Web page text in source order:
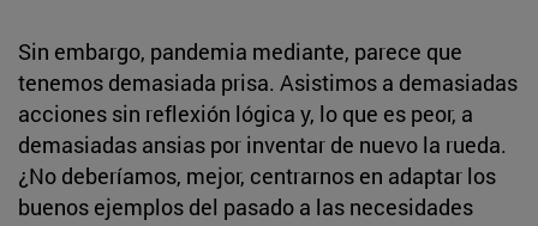
Sin embargo, pandemia mediante, parece que
tenemos demasiada prisa. Asistimos a demasiadas
acciones sin reflexión lógica y, lo que es peor, a
demasiadas ansias por inventar de nuevo la rueda.
¿No deberíamos, mejor, centrarnos en adaptar los
buenos ejemplos del pasado a las necesidades